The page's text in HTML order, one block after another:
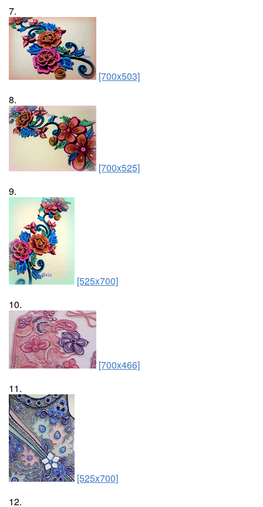
7.
[700x503]
8.
[700x525]
9.
[525x700]
10.
[700x466]
11.
[525x700]
12.